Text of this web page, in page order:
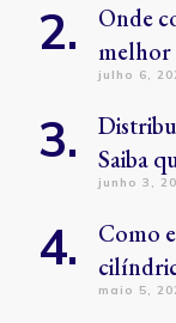
Onde
melhor
julho 6,
Saiba
junho 3,
Como
maio 5,